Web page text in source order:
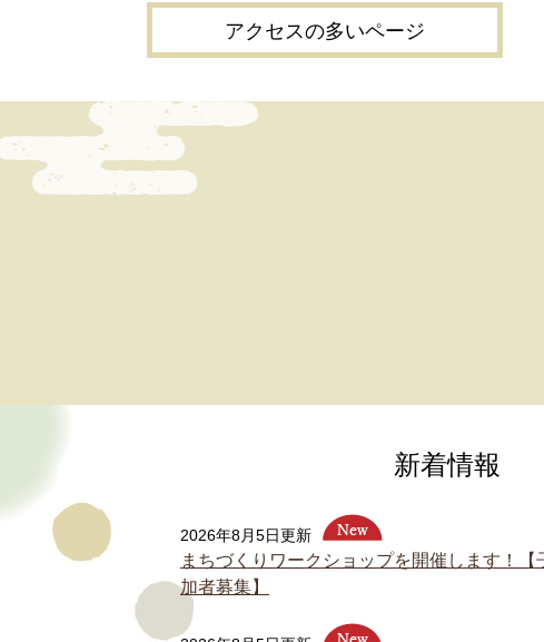
アクセスの多いページ
新着情報
2026年8月5日更新
まちづくりワークショップを開催します！【
加者募集】